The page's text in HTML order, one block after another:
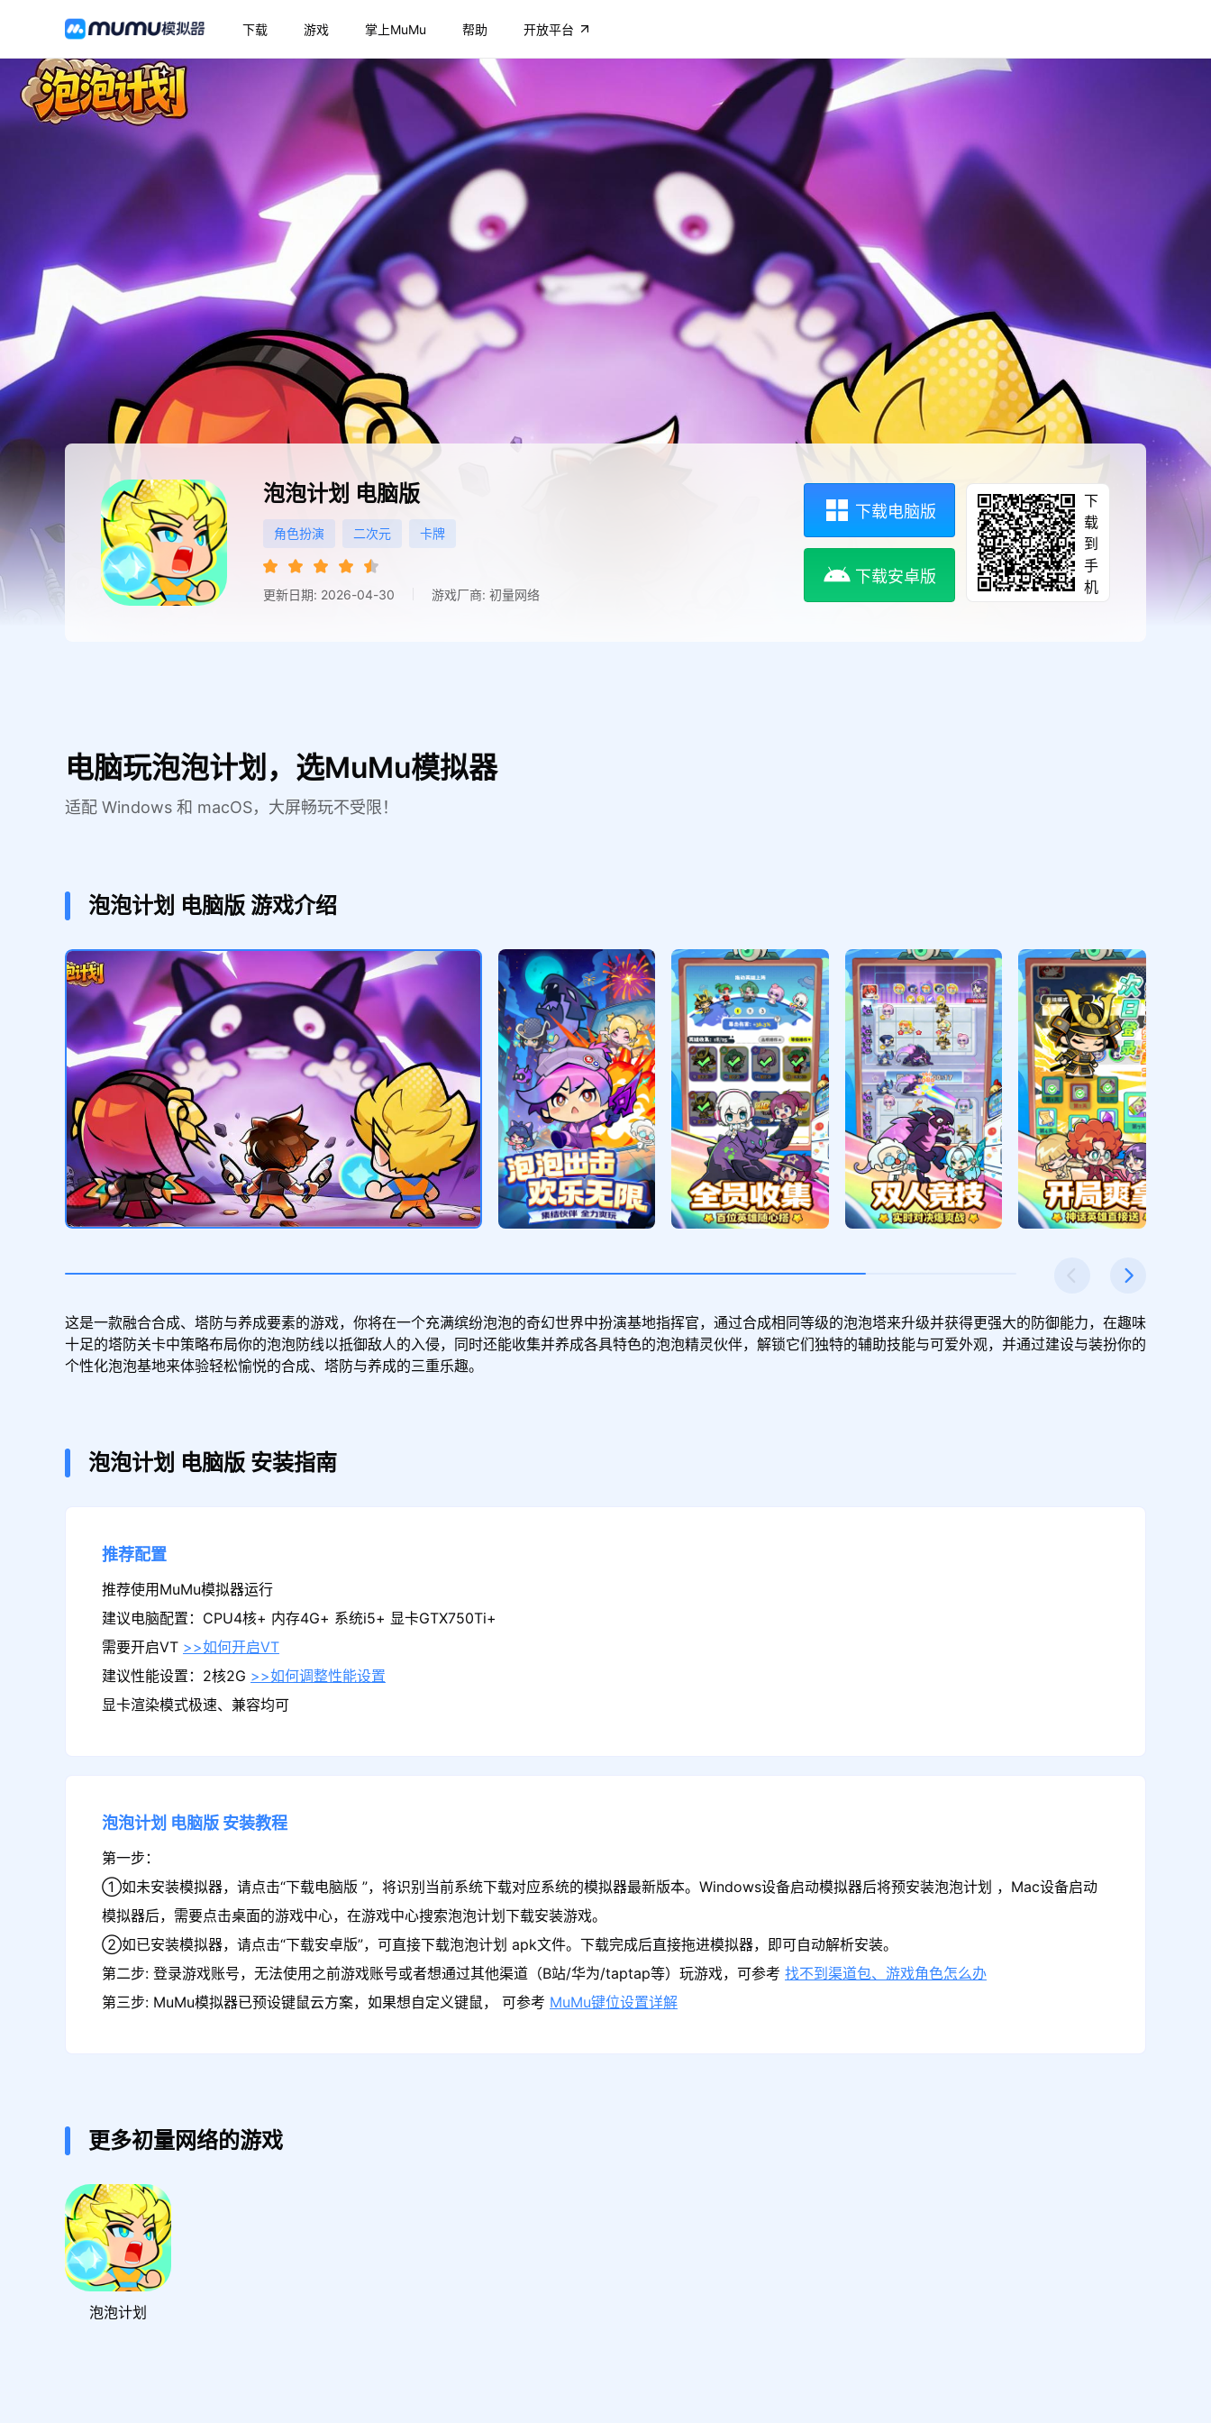
下载 游戏 掌上MuMu 帮助 开放平台
泡泡计划 电脑版
角色扮演 二次元 卡牌
更新日期: 2026-04-30 游戏厂商: 初量网络
下载电脑版
下载安卓版
下
载
到
手
机
电脑玩泡泡计划，选MuMu模拟器
适配 Windows 和 macOS，大屏畅玩不受限！
泡泡计划 电脑版 游戏介绍
这是一款融合合成、塔防与养成要素的游戏，你将在一个充满缤纷泡泡的奇幻世界中扮演基地指挥官，通过合成相同等级的泡泡塔来升级并获得更强大的防御能力，在趣味
十足的塔防关卡中策略布局你的泡泡防线以抵御敌人的入侵，同时还能收集并养成各具特色的泡泡精灵伙伴，解锁它们独特的辅助技能与可爱外观，并通过建设与装扮你的
个性化泡泡基地来体验轻松愉悦的合成、塔防与养成的三重乐趣。
泡泡计划 电脑版 安装指南
推荐配置
推荐使用MuMu模拟器运行
建议电脑配置：CPU4核+ 内存4G+ 系统i5+ 显卡GTX750Ti+
需要开启VT >>如何开启VT
建议性能设置：2核2G >>如何调整性能设置
显卡渲染模式极速、兼容均可
泡泡计划 电脑版 安装教程
第一步：
①如未安装模拟器，请点击“下载电脑版 ”，将识别当前系统下载对应系统的模拟器最新版本。Windows设备启动模拟器后将预安装泡泡计划 ，Mac设备启动
模拟器后，需要点击桌面的游戏中心，在游戏中心搜索泡泡计划下载安装游戏。
②如已安装模拟器，请点击“下载安卓版”，可直接下载泡泡计划 apk文件。下载完成后直接拖进模拟器，即可自动解析安装。
第二步: 登录游戏账号，无法使用之前游戏账号或者想通过其他渠道（B站/华为/taptap等）玩游戏，可参考 找不到渠道包、游戏角色怎么办
第三步: MuMu模拟器已预设键鼠云方案，如果想自定义键鼠， 可参考 MuMu键位设置详解
更多初量网络的游戏
泡泡计划